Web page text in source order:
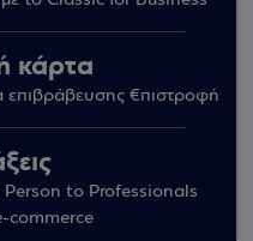
κάρτα
επιβράβευσης €πιστροφή
Person to Professionals
commerce